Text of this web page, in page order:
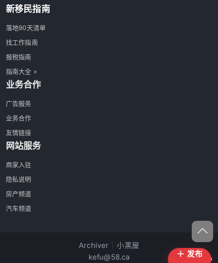
新移民指南
落地90天清单
找工作指南
报税指南
指南大全 »
业务合作
广告服务
业务合作
友情链接
网站服务
商家入驻
隐私说明
房产频道
汽车频道
Archiver
小黑屋
kefu@58.ca
＋ 发布